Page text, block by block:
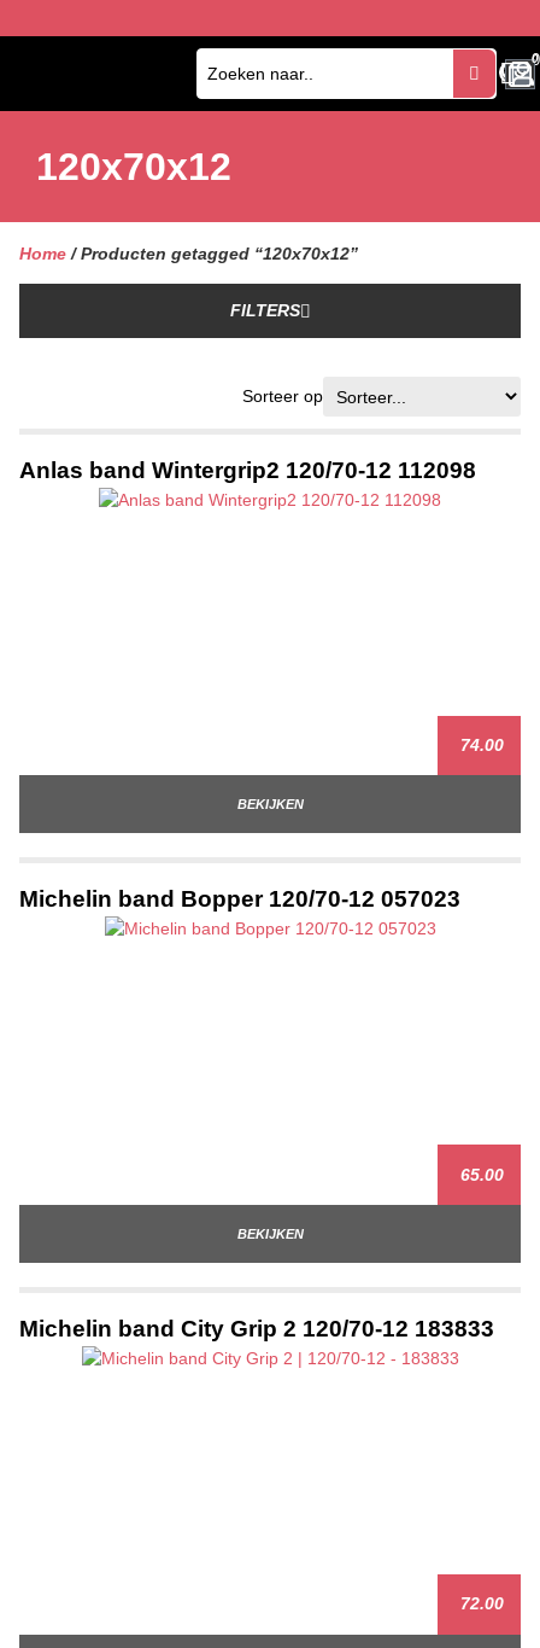
0
0
120x70x12
Home / Producten getagged “120x70x12”
FILTERS
Sorteer op
Anlas band Wintergrip2 120/70-12 112098
74.00
BEKIJKEN
Michelin band Bopper 120/70-12 057023
65.00
BEKIJKEN
Michelin band City Grip 2 120/70-12 183833
72.00